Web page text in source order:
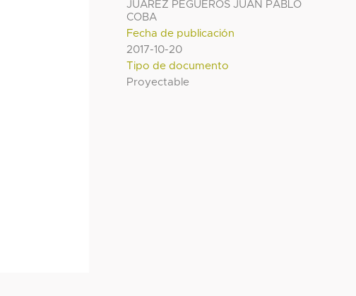
JUAREZ PEGUEROS JUAN PABLO
COBA
Fecha de publicación
2017-10-20
Tipo de documento
Proyectable